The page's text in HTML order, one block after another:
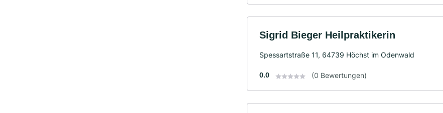
Sigrid Bieger Heilpraktikerin
Spessartstraße 11, 64739 Höchst im Odenwald
0.0 (0 Bewertungen)